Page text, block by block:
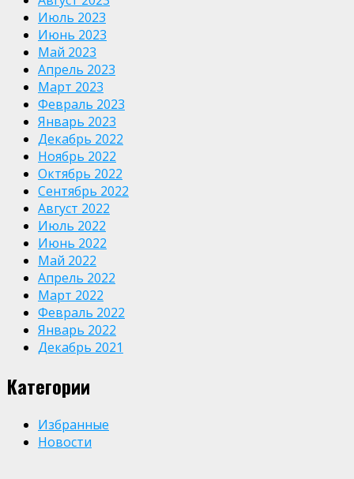
Июль 2023
Июнь 2023
Май 2023
Апрель 2023
Март 2023
Февраль 2023
Январь 2023
Декабрь 2022
Ноябрь 2022
Октябрь 2022
Сентябрь 2022
Август 2022
Июль 2022
Июнь 2022
Май 2022
Апрель 2022
Март 2022
Февраль 2022
Январь 2022
Декабрь 2021
Категории
Избранные
Новости